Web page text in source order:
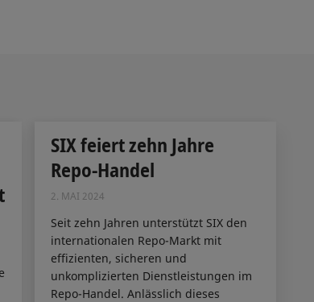
SIX feiert zehn Jahre
Repo-Handel
2. MAI 2024
Seit zehn Jahren unterstützt SIX den
internationalen Repo-Markt mit
effizienten, sicheren und
unkomplizierten Dienstleistungen im
Repo-Handel. Anlässlich dieses